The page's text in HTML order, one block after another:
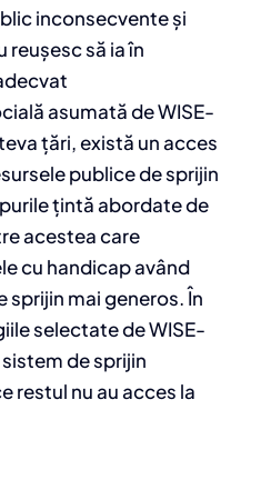
inconsecvente și
să ia în
asumată de WISE-
țări, există un acces
publice de sprijin
țintă abordate de
acestea care
cu handicap având
sprijin mai generos. În
selectate de WISE-
de sprijin
restul nu au acces la